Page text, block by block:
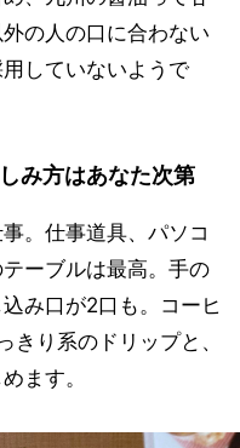
の人の口に合わない
していないようで
み方はあなた次第
。仕事道具、パソコ
ーブルは最高。手の
み口が2口も。コーヒ
きり系のドリップと、
ます。